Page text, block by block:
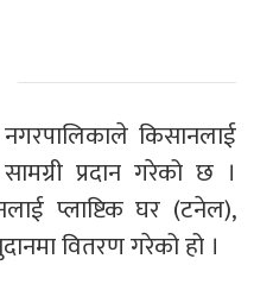
किसानलाई
प्रदान गरेको छ ।
प्लाष्टिक घर (टनेल),
वितरण गरेको हो ।